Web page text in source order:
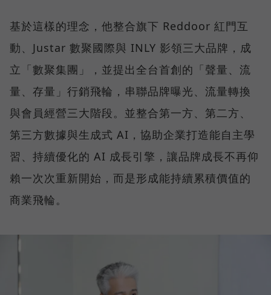
基於這樣的理念，他整合旗下 Reddoor 紅門互
動、Justar 數聚國際與 INLY 影領三大品牌，成
立「數聚集團」，並提出全台首創的「聲量、流
量、存量」行銷飛輪，串聯品牌曝光、流量轉換
與會員經營三大階段。並整合第一方、第二方、
第三方數據與生成式 AI，協助企業打造能自主學
習、持續優化的 AI 成長引擎，讓品牌成長不再仰
賴一次次重新開始，而是形成能持續累積價值的
商業飛輪。